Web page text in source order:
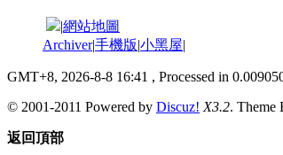
|網站地圖
Archiver|手機版|小黑屋|
GMT+8, 2026-8-8 16:41 , Processed in
© 2001-2011 Powered by Discuz! X3.2. Theme
返回頂部